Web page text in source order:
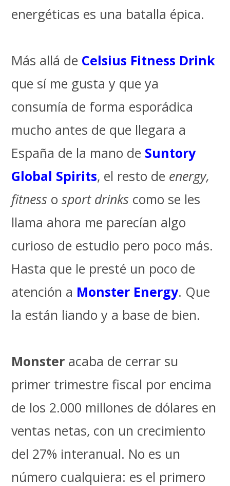
energéticas es una batalla épica.
Más allá de Celsius Fitness Drink
que sí me gusta y que ya
consumía de forma esporádica
mucho antes de que llegara a
España de la mano de Suntory
Global Spirits, el resto de energy,
fitness o sport drinks como se les
llama ahora me parecían algo
curioso de estudio pero poco más.
Hasta que le presté un poco de
atención a Monster Energy. Que
la están liando y a base de bien.
Monster acaba de cerrar su
primer trimestre fiscal por encima
de los 2.000 millones de dólares en
ventas netas, con un crecimiento
del 27% interanual. No es un
número cualquiera: es el primero